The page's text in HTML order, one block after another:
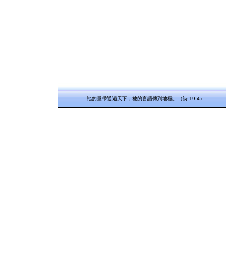
祂的量帶通遍天下，祂的言語傳到地極。（詩 19:4）